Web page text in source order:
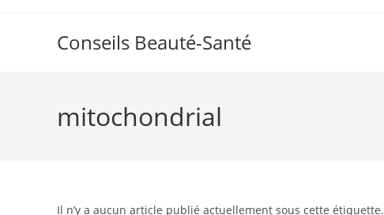
Conseils Beauté-Santé
mitochondrial
Il n’y a aucun article publié actuellement sous cette étiquette.